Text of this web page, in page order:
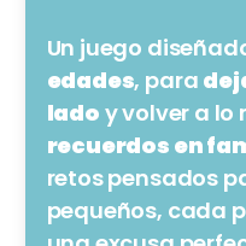
Un juego
edades, para
lado y volver a
recuerdos en
retos pensados
pequeños, cada